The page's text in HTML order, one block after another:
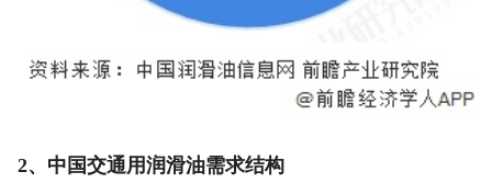
2、中国交通用润滑油需求结构